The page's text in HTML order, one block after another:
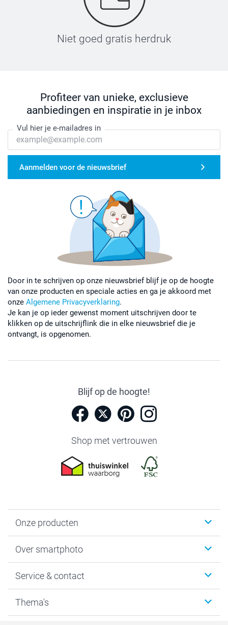
Niet goed gratis herdruk
Profiteer van unieke, exclusieve
aanbiedingen en inspiratie in je inbox
Vul hier je e-mailadres in
Aanmelden voor de nieuwsbrief
Door in te schrijven op onze nieuwsbrief blijf je op de hoogte
van onze producten en speciale acties en ga je akkoord met
onze Algemene Privacyverklaring.
Je kan je op ieder gewenst moment uitschrijven door te
klikken op de uitschrijflink die in elke nieuwsbrief die je
ontvangt, is opgenomen.
Blijf op de hoogte!
Shop met vertrouwen
Onze producten
Fotoboeken
Fotocadeaus
Kaarten
Over smartphoto
Vacatures
Bestelproces
Service & contact
Tevredenheidsgarantie
Thema's